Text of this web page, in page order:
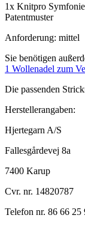
1x Knitpro
Patentmuster
Anforderung: mittel
Sie benötigen
1 Wollenadel zum
Die passenden
Herstellerangaben:
Hjertegarn A/S
Fallesgårdevej 8a
7400 Karup
Cvr. nr. 14820787
Telefon nr. 86 66 25